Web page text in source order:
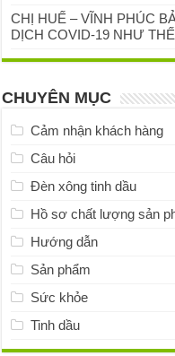
CHỊ HUẾ – VĨNH PHÚC
DỊCH COVID-19 NHƯ
CHUYÊN MỤC
Cảm nhận khách hàng
Câu hỏi
Đèn xông tinh dầu
Hồ sơ chất lượng sản
Hướng dẫn
Sản phẩm
Sức khỏe
Tinh dầu